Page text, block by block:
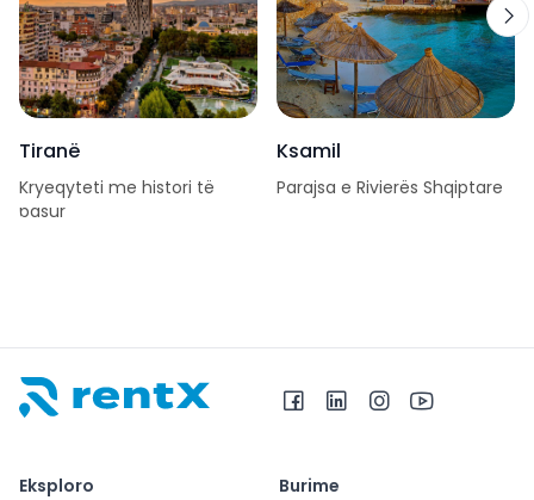
Tiranë
Kryeqyteti me histori të
pasur
Ksamil
Parajsa e Rivierës Shqiptare
Eksploro
Burime